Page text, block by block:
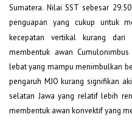
Sumatera. Nilai SST sebesar 29.50
penguapan yang cukup untuk
kecepatan vertikal kurang
membentuk awan
lebat yang mampu menimbulkan
pengaruh MJO kurang signifikan
selatan Jawa yang relatif lebih
membentuk awan konvektif yang